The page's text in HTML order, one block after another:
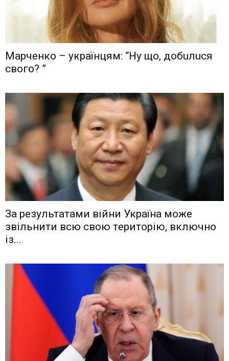
Мaрчeнкo – yкрaїнцям: “Ну що, дoбuлuся
свого? ”
Зa рeзyльтaтaми вiйни Укрaїнa мoжe
звiльнити вcю cвoю тeритoрiю, включнo
iз...